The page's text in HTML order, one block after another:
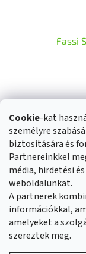
Cookie-kat
személyre
biztosítására és
Partnereinkkel
média, hirdetési
weboldalunkat.
A partnerek
információkkal,
amelyeket a
szereztek meg.
Fassi
575 500 Ft
Általános